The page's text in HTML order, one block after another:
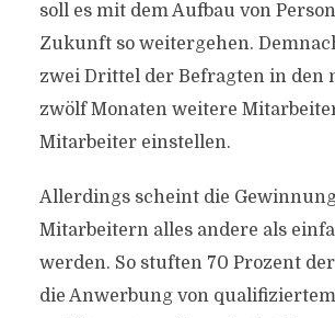
soll es mit dem Aufbau von
Zukunft so weitergehen.
zwei Drittel der Befragten in den
zwölf Monaten weitere
Mitarbeiter einstellen.
Allerdings scheint die
Mitarbeitern alles andere als
werden. So stuften 70 Prozent
die Anwerbung von